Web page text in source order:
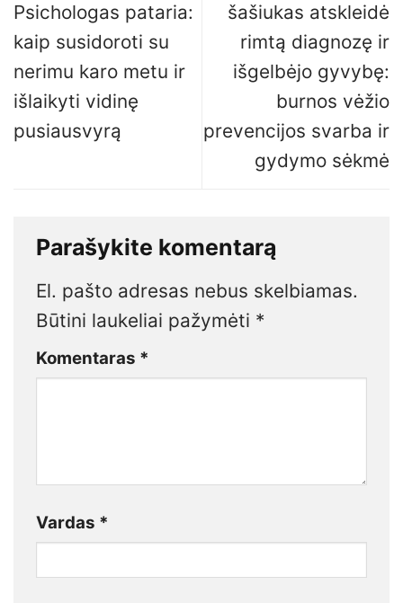
Psichologas pataria:
kaip susidoroti su
nerimu karo metu ir
išlaikyti vidinę
pusiausvyrą
šašiukas atskleidė
rimtą diagnozę ir
išgelbėjo gyvybę:
burnos vėžio
prevencijos svarba ir
gydymo sėkmė
Parašykite komentarą
El. pašto adresas nebus skelbiamas.
Būtini laukeliai pažymėti *
Komentaras *
Vardas *